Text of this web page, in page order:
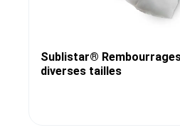
Sublistar®
diverses tailles